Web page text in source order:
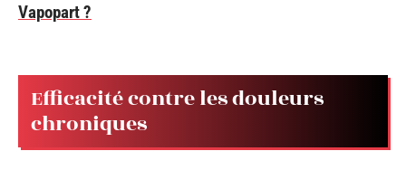
Vapopart ?
Efficacité contre les douleurs
chroniques